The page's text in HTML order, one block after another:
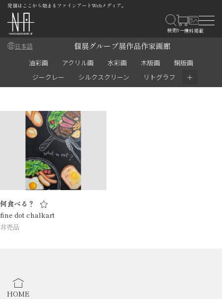
発信はここから始まるファインアートWebメディア。
日本語 個展グループ展作品作家画廊
油彩画 アクリル画 水彩画 木版画
銅版画
ジークレー
シルクスクリーン リトグラフ ＋
何食べる？
fine dot chalkart
非売品
HOME